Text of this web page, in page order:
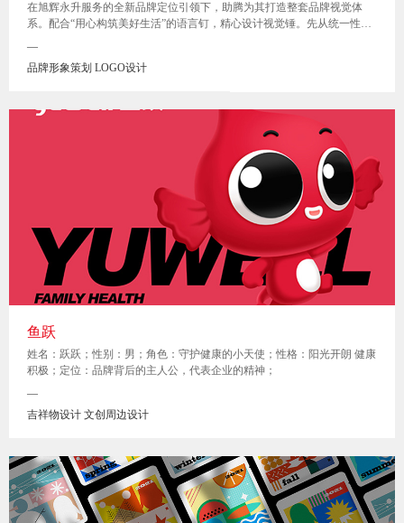
在旭辉永升服务的全新品牌定位引领下，助腾为其打造整套品牌视觉体
系。配合“用心构筑美好生活”的语言钉，精心设计视觉锤。先从统一性上
—
品牌形象策划 LOGO设计
鱼跃
姓名：跃跃；性别：男；角色：守护健康的小天使；性格：阳光开朗 健康
积极；定位：品牌背后的主人公，代表企业的精神；
—
吉祥物设计 文创周边设计